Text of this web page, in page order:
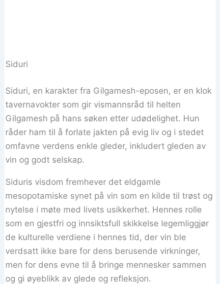
Siduri
Siduri, en karakter fra Gilgamesh-eposen, er en klok
tavernavokter som gir vismannsråd til helten
Gilgamesh på hans søken etter udødelighet. Hun
råder ham til å forlate jakten på evig liv og i stedet
omfavne verdens enkle gleder, inkludert gleden av
vin og godt selskap.
Siduris visdom fremhever det eldgamle
mesopotamiske synet på vin som en kilde til trøst og
nytelse i møte med livets usikkerhet. Hennes rolle
som en gjestfri og innsiktsfull skikkelse legemliggjør
de kulturelle verdiene i hennes tid, der vin ble
verdsatt ikke bare for dens berusende virkninger,
men for dens evne til å bringe mennesker sammen
og gi øyeblikk av glede og refleksjon.